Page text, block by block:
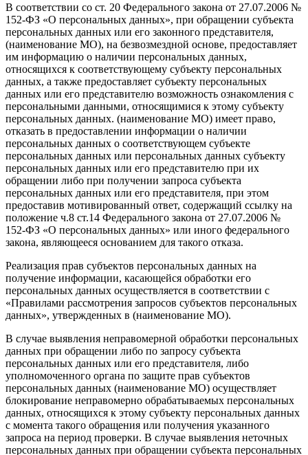
В соответствии со ст. 20 Федерального закона от 27.07.2006 №
152-ФЗ «О персональных данных», при обращении субъекта
персональных данных или его законного представителя,
(наименование МО), на безвозмездной основе, предоставляет
им информацию о наличии персональных данных,
относящихся к соответствующему субъекту персональных
данных, а также предоставляет субъекту персональных
данных или его представителю возможность ознакомления с
персональными данными, относящимися к этому субъекту
персональных данных. (наименование МО) имеет право,
отказать в предоставлении информации о наличии
персональных данных о соответствующем субъекте
персональных данных или персональных данных субъекту
персональных данных или его представителю при их
обращении либо при получении запроса субъекта
персональных данных или его представителя, при этом
предоставив мотивированный ответ, содержащий ссылку на
положение ч.8 ст.14 Федерального закона от 27.07.2006 №
152-ФЗ «О персональных данных» или иного федерального
закона, являющееся основанием для такого отказа.
Реализация прав субъектов персональных данных на
получение информации, касающейся обработки его
персональных данных осуществляется в соответствии с
«Правилами рассмотрения запросов субъектов персональных
данных», утвержденных в (наименование МО).
В случае выявления неправомерной обработки персональных
данных при обращении либо по запросу субъекта
персональных данных или его представителя, либо
уполномоченного органа по защите прав субъектов
персональных данных (наименование МО) осуществляет
блокирование неправомерно обрабатываемых персональных
данных, относящихся к этому субъекту персональных данных
с момента такого обращения или получения указанного
запроса на период проверки. В случае выявления неточных
персональных данных при обращении субъекта персональных